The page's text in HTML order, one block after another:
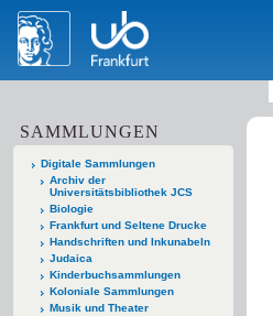
SAMMLUNGEN
Digitale Sammlungen
Archiv der
Universitätsbibliothek JCS
Biologie
Frankfurt und Seltene Drucke
Handschriften und Inkunabeln
Judaica
Kinderbuchsammlungen
Koloniale Sammlungen
Musik und Theater